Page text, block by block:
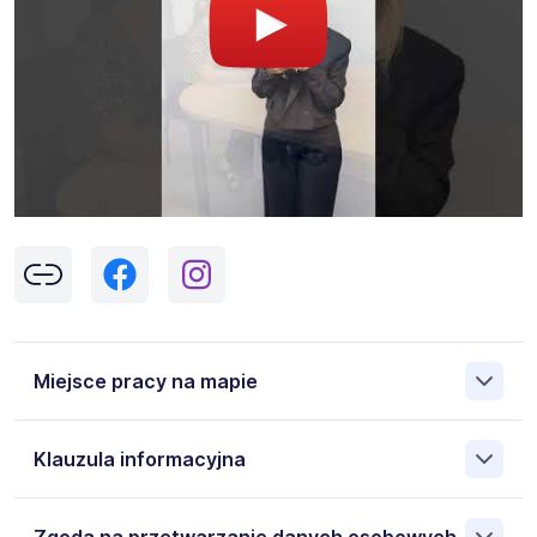
Miejsce pracy na mapie
Pokaż
mapę
Klauzula informacyjna